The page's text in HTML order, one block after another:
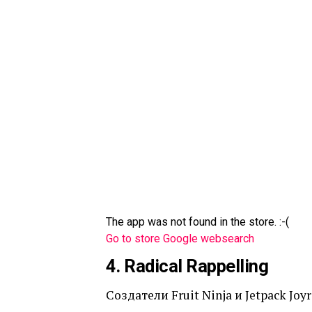
The app was not found in the store. :-(
Go to store Google websearch
4. Radical Rappelling
Создатели Fruit Ninja и Jetpack